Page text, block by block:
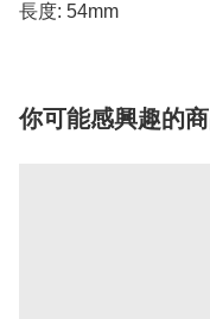
長度: 54mm
你可能感興趣的